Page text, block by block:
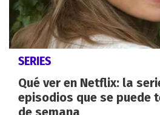
SERIES
Qué ver en Netflix: la
episodios que se puede